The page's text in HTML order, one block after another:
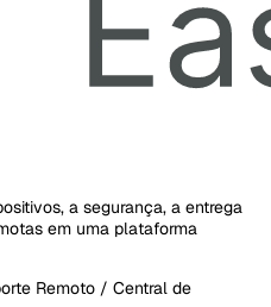
a segurança, a entrega
em uma plataforma
Remoto / Central de